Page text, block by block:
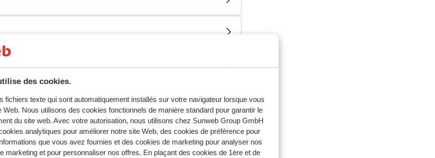
des cookies.
fichiers texte qui sont automatiquement installés sur votre navigateur lorsque vous
Web. Nous utilisons des cookies fonctionnels de manière standard pour garantir le
du site web. Avec votre autorisation, nous utilisons chez Sunweb Group GmbH
analytiques pour améliorer notre site Web, des cookies de préférence pour
que vous avez fournies et des cookies de marketing pour analyser nos
marketing et pour personnaliser nos offres. En plaçant des cookies de 1ère et de
qui se trouve juste devant votre
Il n'y a pas moins de trois restaurants
déjeuner buffet est inclus tous les
ou la formule tout compris, vous pourrez
tous les soirs. C'est les vacances sans
fidèlement leur expérience avec notre produit.
Réservé principalement par couples